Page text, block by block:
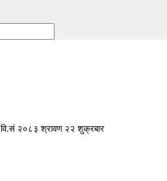
वि.सं २०८३ श्रावण २२ शुक्रबार